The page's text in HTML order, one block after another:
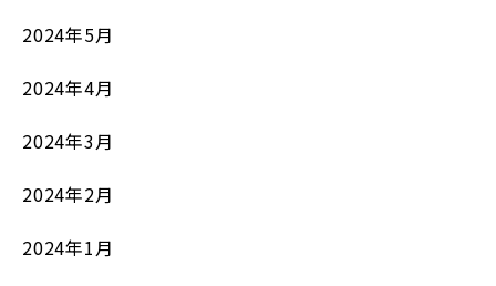
2024年5月
2024年4月
2024年3月
2024年2月
2024年1月